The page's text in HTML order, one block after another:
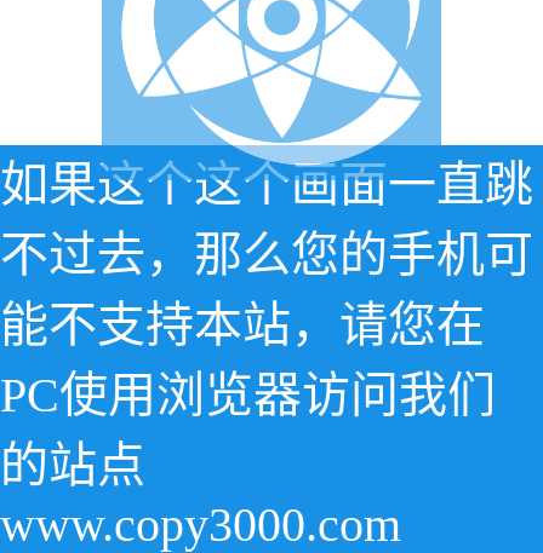
如果这个这个画面一直跳
不过去，那么您的手机可
能不支持本站，请您在
PC使用浏览器访问我们
的站点
www.copy3000.com